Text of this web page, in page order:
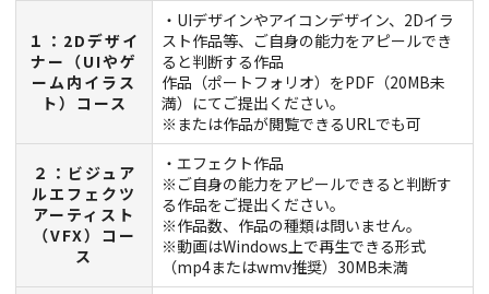
１：2Dデザイ
ナー（UIやゲ
ーム内イラス
ト）コース
・UIデザインやアイコンデザイン、2Dイラ
スト作品等、ご自身の能力をアピールでき
ると判断する作品
作品（ポートフォリオ）をPDF（20MB未
満）にてご提出ください。
※または作品が閲覧できるURLでも可
２：ビジュア
ルエフェクツ
アーティスト
（VFX）コー
ス
・エフェクト作品
※ご自身の能力をアピールできると判断す
る作品をご提出ください。
※作品数、作品の種類は問いません。
※動画はWindows上で再生できる形式
（mp4またはwmv推奨）30MB未満